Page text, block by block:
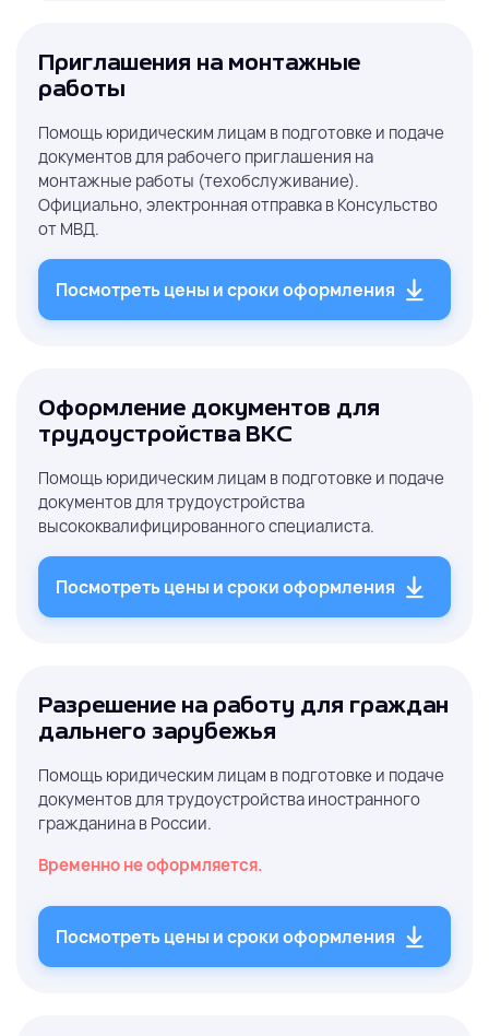
Приглашения на монтажные
работы
Помощь юридическим лицам в подготовке и подаче
документов для рабочего приглашения на
монтажные работы (техобслуживание).
Официально, электронная отправка в Консульство
от МВД.
Посмотреть цены и сроки оформления
Оформление документов для
трудоустройства ВКС
Помощь юридическим лицам в подготовке и подаче
документов для трудоустройства
высококвалифицированного специалиста.
Посмотреть цены и сроки оформления
Разрешение на работу для граждан
дальнего зарубежья
Помощь юридическим лицам в подготовке и подаче
документов для трудоустройства иностранного
гражданина в России.
Временно не оформляется.
Посмотреть цены и сроки оформления